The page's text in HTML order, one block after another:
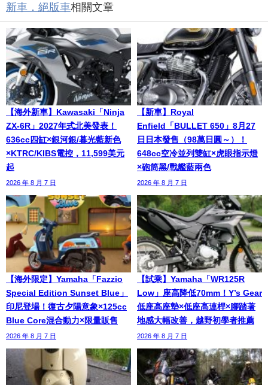
新車．絕版車相關文章
【海外新車】Kawasaki「Ninja
ZX-6R」2027年式北美發表！
636cc四缸×銀河銀/暮光藍新色
×KTRC/KIBS電控，11,599美元
起
2026 年 8 月 7 日
【新車】Royal
Enfield「BULLET 650」8月27
日日本發售（98萬日圓～）！
648cc空冷並列雙缸×虎眼指示燈
×砲筒黑/戰艦藍兩色
2026 年 8 月 7 日
【海外限定】Yamaha「Fazzio
Special Edition Sunset Blue」
印尼登場！復古夕陽意象×125cc
Blue Core混合動力×限量販售
2026 年 8 月 7 日
【試乘】Yamaha「WR125R
Low」座高降低70mm！Y’s Gear
低座高座墊×低座高連桿×腳踏著
地感大幅改善，越野初學者推薦
2026 年 8 月 7 日